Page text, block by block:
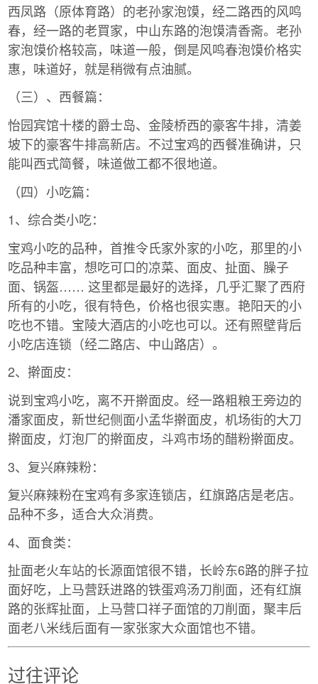
西凤路（原体育路）的老孙家泡馍，经二路西的风鸣
春，经一路的老買家，中山东路的泡馍清香斋。老孙
家泡馍价格较高，味道一般，倒是风鸣春泡馍价格实
惠，味道好，就是稍微有点油腻。
（三）、西餐篇：
怡园宾馆十楼的爵士岛、金陵桥西的豪客牛排，清姜
坡下的豪客牛排高新店。不过宝鸡的西餐准确讲，只
能叫西式简餐，味道做工都不很地道。
（四）小吃篇：
1、综合类小吃：
宝鸡小吃的品种，首推令氏家外家的小吃，那里的小
吃品种丰富，想吃可口的凉菜、面皮、扯面、臊子
面、锅盔…… 这里都是最好的选择，几乎汇聚了西府
所有的小吃，很有特色，价格也很实惠。艳阳天的小
吃也不错。宝陵大酒店的小吃也可以。还有照壁背后
小吃店连锁（经二路店、中山路店）。
2、擀面皮：
说到宝鸡小吃，离不开擀面皮。经一路粗粮王旁边的
潘家面皮，新世纪侧面小孟华擀面皮，机场街的大刀
擀面皮，灯泡厂的擀面皮，斗鸡市场的醋粉擀面皮。
3、复兴麻辣粉：
复兴麻辣粉在宝鸡有多家连锁店，红旗路店是老店。
品种不多，适合大众消费。
4、面食类：
扯面老火车站的长源面馆很不错，长岭东6路的胖子拉
面好吃，上马营跃进路的铁蛋鸡汤刀削面，还有红旗
路的张辉扯面，上马营口祥子面馆的刀削面，聚丰后
面老八米线后面有一家张家大众面馆也不错。
过往评论